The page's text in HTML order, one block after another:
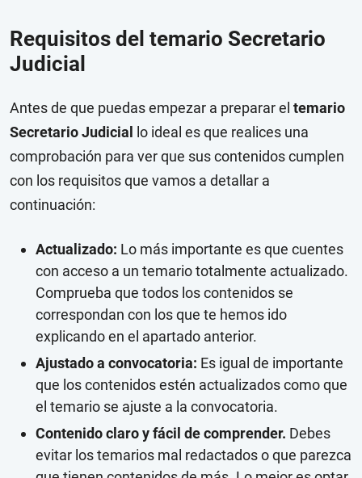
Requisitos del temario Secretario
Judicial
Antes de que puedas empezar a preparar el temario
Secretario Judicial lo ideal es que realices una
comprobación para ver que sus contenidos cumplen
con los requisitos que vamos a detallar a
continuación:
Actualizado: Lo más importante es que cuentes
con acceso a un temario totalmente actualizado.
Comprueba que todos los contenidos se
correspondan con los que te hemos ido
explicando en el apartado anterior.
Ajustado a convocatoria: Es igual de importante
que los contenidos estén actualizados como que
el temario se ajuste a la convocatoria.
Contenido claro y fácil de comprender. Debes
evitar los temarios mal redactados o que parezca